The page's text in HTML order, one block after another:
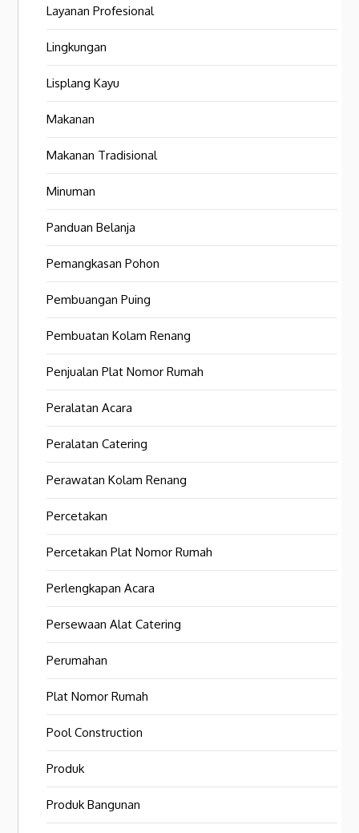
Layanan Profesional
Lingkungan
Lisplang Kayu
Makanan
Makanan Tradisional
Minuman
Panduan Belanja
Pemangkasan Pohon
Pembuangan Puing
Pembuatan Kolam Renang
Penjualan Plat Nomor Rumah
Peralatan Acara
Peralatan Catering
Perawatan Kolam Renang
Percetakan
Percetakan Plat Nomor Rumah
Perlengkapan Acara
Persewaan Alat Catering
Perumahan
Plat Nomor Rumah
Pool Construction
Produk
Produk Bangunan